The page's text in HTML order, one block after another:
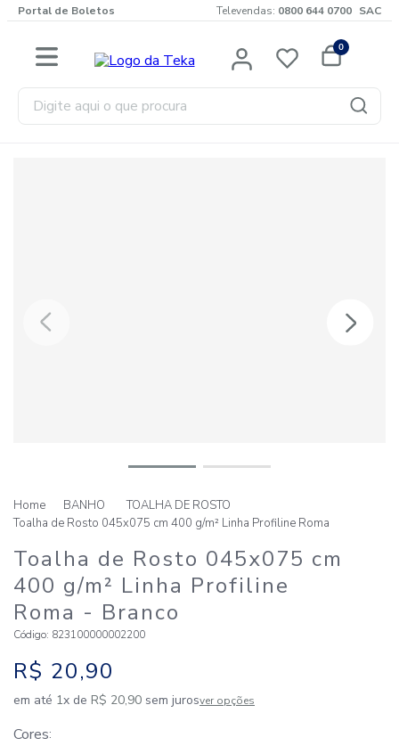
Portal de Boletos Televendas: 0800 644 0700 SAC
0
Digite aqui o que procura
BANHO
TOALHA DE ROSTO
Toalha de Rosto 045x075 cm 400 g/m² Linha Profiline Roma
Toalha de Rosto 045x075 cm
400 g/m² Linha Profiline
Roma - Branco
Código: 823100000002200
R$ 20,90
em até 1x de R$ 20,90 sem jurosver opções
Cores